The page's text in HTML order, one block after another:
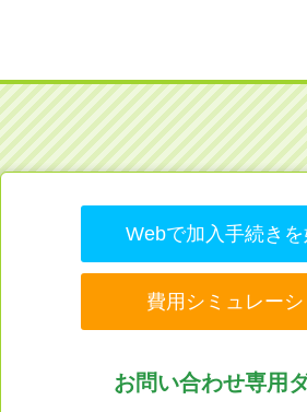
Webで加入手続きを
費用シミュレー
お問い合わせ専用